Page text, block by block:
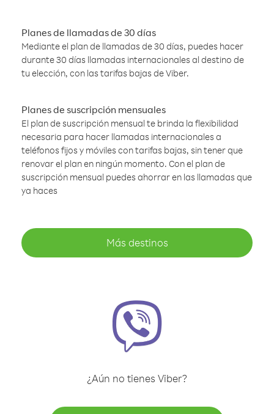
Planes de llamadas de 30 días
Mediante el plan de llamadas de 30 días, puedes hacer
durante 30 días llamadas internacionales al destino de
tu elección, con las tarifas bajas de Viber.
Planes de suscripción mensuales
El plan de suscripción mensual te brinda la flexibilidad
necesaria para hacer llamadas internacionales a
teléfonos fijos y móviles con tarifas bajas, sin tener que
renovar el plan en ningún momento. Con el plan de
suscripción mensual puedes ahorrar en las llamadas que
ya haces
Más destinos
¿Aún no tienes Viber?